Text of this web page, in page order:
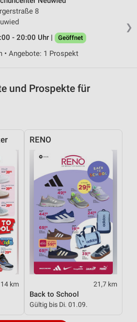
❯
8
- 20:00 Uhr |
Geöffnet
• Angebote: 1 Prospekt
und Prospekte für
14 km
RENO
21,7 km
Back to School
Gültig bis Di. 01.09.